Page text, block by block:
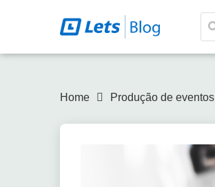
Home Produção de eventos